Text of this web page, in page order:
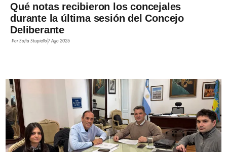
Qué notas recibieron los concejales
durante la última sesión del Concejo
Deliberante
PorSofía Stupiello 7 Ago 2026